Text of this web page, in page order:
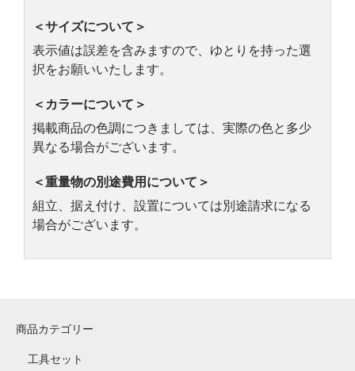
＜サイズについて＞
表示値は誤差を含みますので、ゆとりを持った選
択をお願いいたします。
＜カラーについて＞
掲載商品の色調につきましては、実際の色と多少
異なる場合がございます。
＜重量物の別途費用について＞
組立、据え付け、設置については別途請求になる
場合がございます。
商品カテゴリー
工具セット